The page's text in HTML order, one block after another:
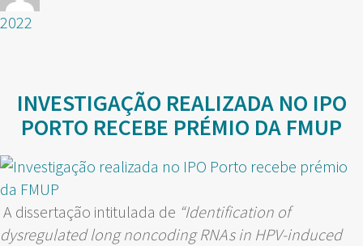
2022
INVESTIGAÇÃO REALIZADA NO IPO
PORTO RECEBE PRÉMIO DA FMUP
A dissertação intitulada de “Identification of
dysregulated long noncoding RNAs in HPV-induced